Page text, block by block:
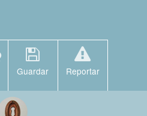
Guardar Reportar